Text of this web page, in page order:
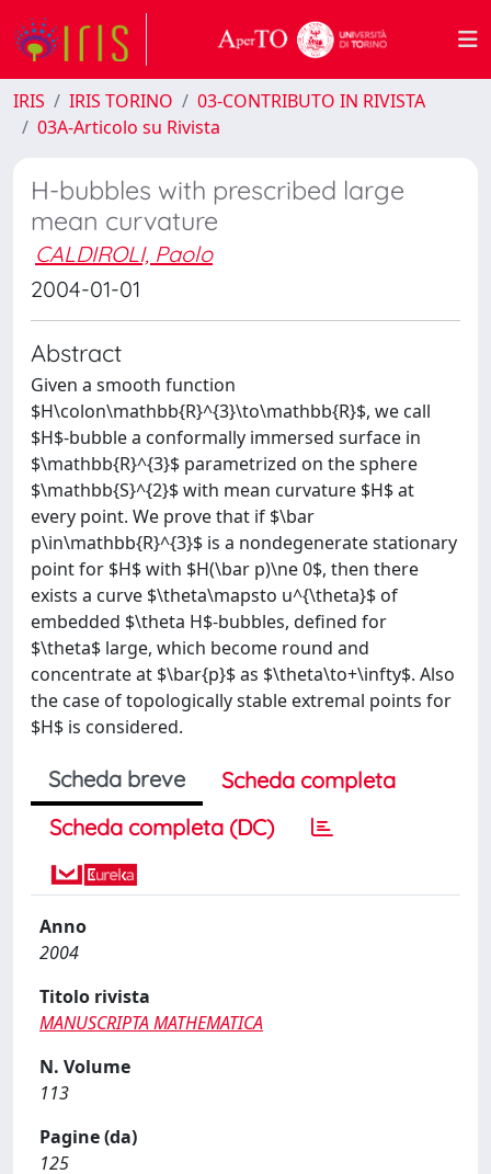
IRIS IRIS TORINO
03-CONTRIBUTO IN RIVISTA
03A-Articolo su Rivista
H-bubbles with prescribed large
mean curvature
CALDIROLI, Paolo
2004-01-01
Abstract
Given a smooth function
$H\colon\mathbb{R}^{3}\to\mathbb{R}$, we call
$H$-bubble a conformally immersed surface in
$\mathbb{R}^{3}$ parametrized on the sphere
$\mathbb{S}^{2}$ with mean curvature $H$ at
every point. We prove that if $\bar
p\in\mathbb{R}^{3}$ is a nondegenerate stationary
point for $H$ with $H(\bar p)\ne 0$, then there
exists a curve $\theta\mapsto u^{\theta}$ of
embedded $\theta H$-bubbles, defined for
$\theta$ large, which become round and
concentrate at $\bar{p}$ as $\theta\to+\infty$. Also
the case of topologically stable extremal points for
$H$ is considered.
Scheda breve
Scheda completa
Scheda completa (DC)
Anno
2004
Titolo rivista
MANUSCRIPTA MATHEMATICA
N. Volume
113
Pagine (da)
125